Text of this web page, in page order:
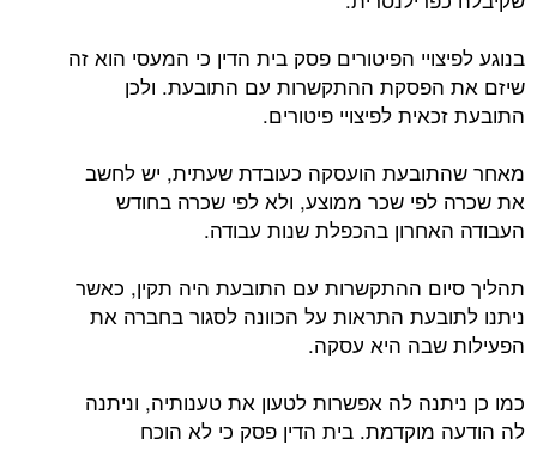
בנוגע לפיצויי הפיטורים פסק בית הדין כי המעסי הוא זה
שיזם את הפסקת ההתקשרות עם התובעת. ולכן
התובעת זכאית לפיצויי פיטורים.
מאחר שהתובעת הועסקה כעובדת שעתית, יש לחשב
את שכרה לפי שכר ממוצע, ולא לפי שכרה בחודש
העבודה האחרון בהכפלת שנות עבודה.
תהליך סיום ההתקשרות עם התובעת היה תקין, כאשר
ניתנו לתובעת התראות על הכוונה לסגור בחברה את
הפעילות שבה היא עסקה.
כמו כן ניתנה לה אפשרות לטעון את טענותיה, וניתנה
לה הודעה מוקדמת. בית הדין פסק כי לא הוכח